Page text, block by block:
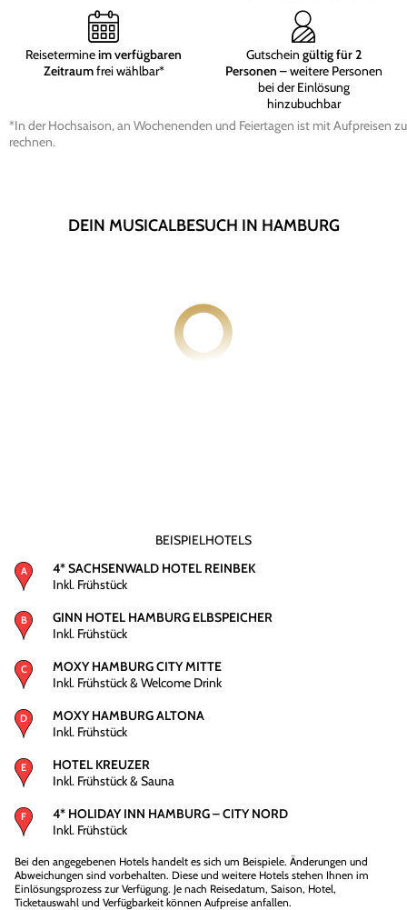
Reisetermineim verfügbaren
Zeitraumfrei wählbar*
Gutschein gültig für 2
Personen – weitere Personen
bei der Einlösung
hinzubuchbar
*In der Hochsaison, an Wochenenden und Feiertagen ist mit Aufpreisen zu
rechnen.
DEIN MUSICALBESUCH IN HAMBURG
BEISPIELHOTELS
4* SACHSENWALD HOTEL REINBEK
Inkl. Frühstück
GINN HOTEL HAMBURG ELBSPEICHER
Inkl. Frühstück
MOXY HAMBURG CITY MITTE
Inkl. Frühstück & Welcome Drink
MOXY HAMBURG ALTONA
Inkl. Frühstück
HOTEL KREUZER
Inkl. Frühstück & Sauna
4* HOLIDAY INN HAMBURG – CITY NORD
Inkl. Frühstück
Bei den angegebenen Hotels handelt es sich um Beispiele. Änderungen und
Abweichungen sind vorbehalten. Diese und weitere Hotels stehen Ihnen im
Einlösungsprozess zur Verfügung. Je nach Reisedatum, Saison, Hotel,
Ticketauswahl und Verfügbarkeit können Aufpreise anfallen.